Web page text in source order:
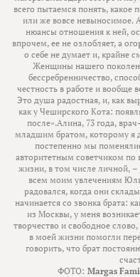
всего пытаемся понять, какое
или же вовсе невыносимое.
нюансы отношения к ней,
впрочем, ее не озлобляет, а
о себе не думает и, крайне
Женщины нашего
бессребренничество,
честность в работе и вообще
Это душа радостная, и, как
как у Чеширского Кота:
после».Алина, 73 года,
младшим братом, которому я
постепенно мы
авторитетным советчиком по
жизни, в том числе личной,
всем моим увлечениям
радовался, когда они
начинается со звонка брата:
из Москвы, у меня
творчество и свободное
в моей жизни помогли
говорить, что брат
ФОТО: Margas